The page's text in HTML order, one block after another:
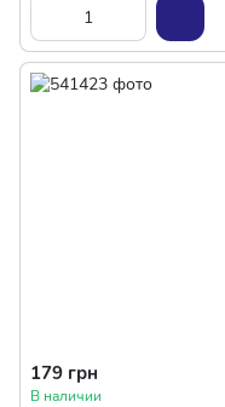
179 грн
В наличии